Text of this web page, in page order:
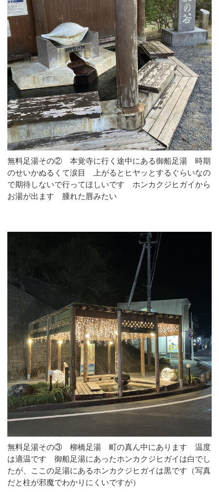
無料足湯その② 本覚寺に行く途中にある御船足湯 時期
のせいかぬるくて涙目 上がるとヒヤッとするぐらいなの
で期待しないで行ってほしいです ホンカクジヒガイから
お湯が出ます 腫れた唇みたい
無料足湯その③ 柳橋足湯 町の真ん中にあります 温度
は適温です 御船足湯にあったホンカクジヒガイは白でし
たが、ここの足湯にあるホンカクジヒガイは黒です（写真
だと柱が邪魔でわかりにくいですが）